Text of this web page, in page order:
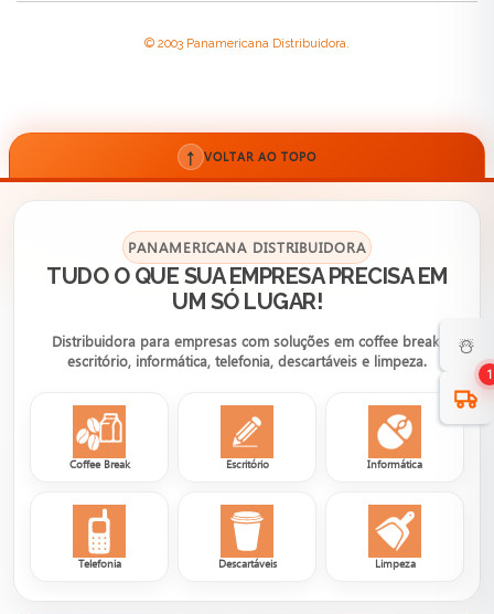
☃️
1
© 2003 Panamericana Distribuidora.
↑ VOLTAR AO TOPO
PANAMERICANA DISTRIBUIDORA
TUDO O QUE SUA EMPRESA PRECISA EM
UM SÓ LUGAR!
Distribuidora para empresas com soluções em coffee break,
escritório, informática, telefonia, descartáveis e limpeza.
Coffee Break Escritório Informática
Telefonia Descartáveis Limpeza